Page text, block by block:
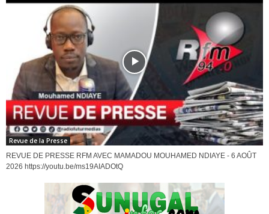
Revue de la Presse
REVUE DE PRESSE RFM AVEC MAMADOU MOUHAMED NDIAYE - 6 AOÛT
2026 https://youtu.be/ms19AIADOtQ